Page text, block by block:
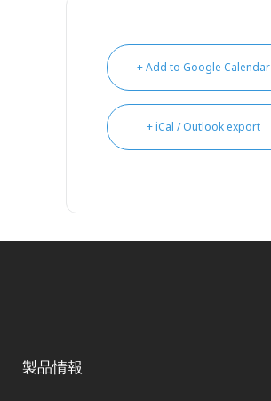
+ Add to Google Calendar
+ iCal / Outlook export
製品情報